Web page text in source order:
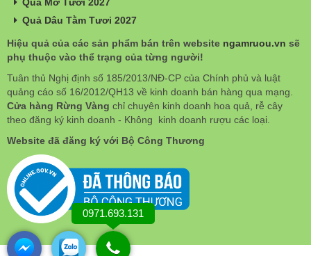
Quả Mơ Tươi 2027
Quả Dâu Tằm Tươi 2027
Hiệu quả của các sản phẩm bán trên website ngamruou.vn sẽ
phụ thuộc vào thể trạng của từng người!
Tuân thủ Nghị định số 185/2013/NĐ-CP của Chính phủ và luật
quảng cáo số 16/2012/QH13 về kinh doanh bán hàng qua mạng.
Cửa hàng Rừng Vàng chỉ chuyên kinh doanh hoa quả, rễ cây
theo đăng ký kinh doanh - Không kinh doanh rượu các loại.
Website đã đăng ký với Bộ Công Thương
0971.693.131